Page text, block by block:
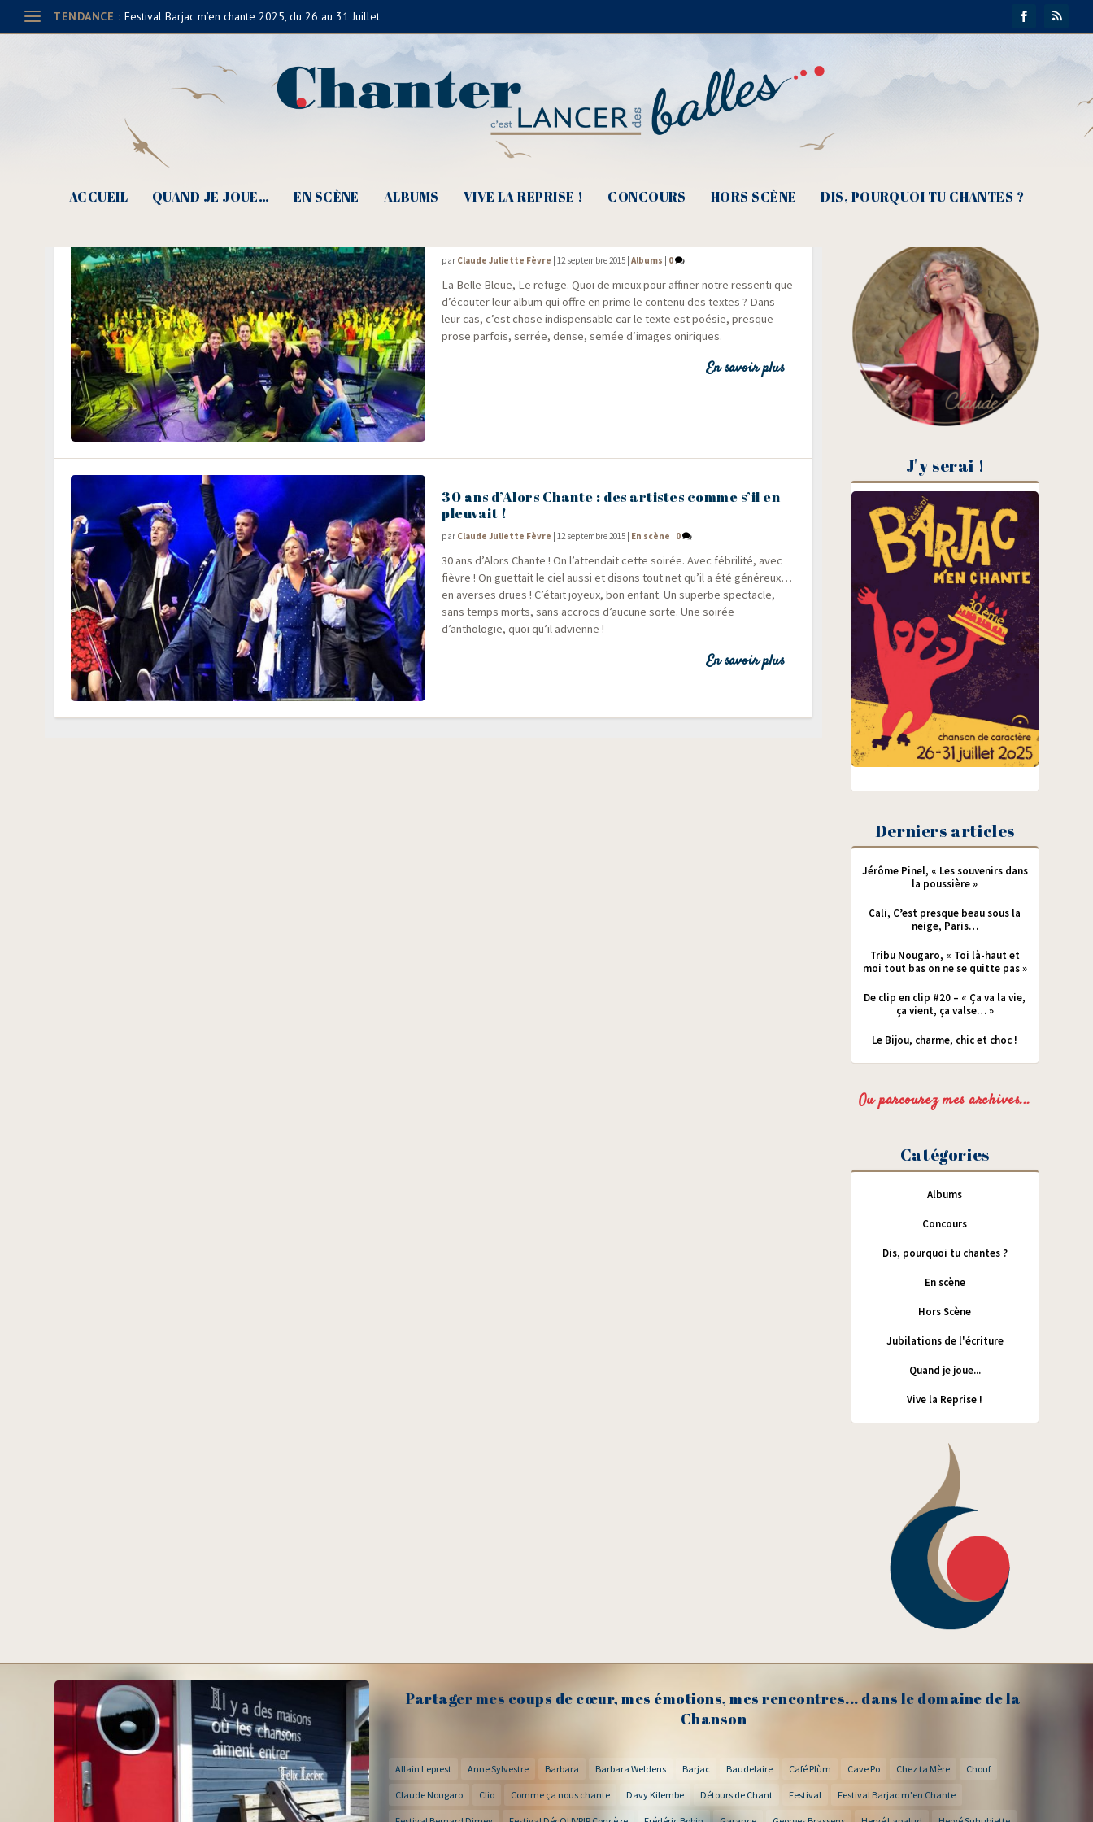
TENDANCE : Festival Barjac m’en chante 2025, du 26 au 31 Juillet
ACCUEIL QUAND JE JOUE… EN SCÈNE ALBUMS VIVE LA REPRISE ! CONCOURS HORS SCÈNE DIS, POURQUOI TU CHANTES ?
par Claude Juliette Fèvre |12 septembre 2015 |Albums 0
La Belle Bleue, Le refuge. Quoi de mieux pour affi­ner notre res­sen­ti que
d’écouter leur album qui offre en prime le conte­nu des textes ? Dans
leur cas, c’est chose indis­pen­sable car le texte est poé­sie, presque
prose par­fois, ser­rée, dense, semée d’images oniriques.
En savoir plus
30 ans d’Alors Chante : des artistes comme s’il en
pleuvait !
par Claude Juliette Fèvre |12 septembre 2015 En scène 0
30 ans d’A­lors Chante ! On l’attendait cette soi­rée. Avec fébri­li­té, avec
fièvre ! On guet­tait le ciel aus­si et disons tout net qu’il a été géné­reux…
en averses drues ! C’était joyeux, bon enfant. Un superbe spec­tacle,
sans temps morts, sans accrocs d’aucune sorte. Une soi­rée
d’anthologie, quoi qu’il advienne !
En savoir plus
J'y serai !
Derniers articles
Jérôme Pinel, « Les souvenirs dans
la poussière »
Cali, C’est presque beau sous la
neige, Paris…
Tribu Nougaro, « Toi là-haut et
moi tout bas on ne se quitte pas »
De clip en clip #20 – « Ça va la vie,
ça vient, ça valse… »
Le Bijou, charme, chic et choc !
Ou parcourez mes archives...
Catégories
Albums
Concours
Dis, pourquoi tu chantes ?
En scène
Hors Scène
Jubilations de l'écriture
Quand je joue...
Vive la Reprise !
Partager mes coups de cœur, mes émotions, mes rencontres... dans le domaine de la
Chanson
Allain Leprest Anne Sylvestre Barbara Barbara Weldens Barjac Baudelaire Café Plùm Cave Po Chez ta Mère Chouf
Claude Nougaro Clio Comme ça nous chante Davy Kilembe Détours de Chant Festival Festival Barjac m'en Chante